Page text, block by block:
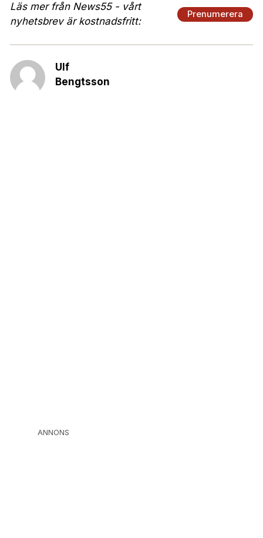
Läs mer från News55 - vårt
nyhetsbrev är kostnadsfritt:
Prenumerera
Ulf
Bengtsson
ANNONS